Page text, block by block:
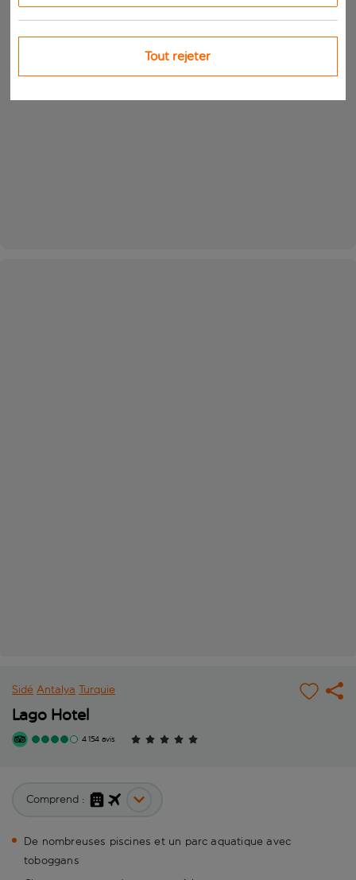
Sidé Antalya Turquie
Lago Hotel
4 154 avis
Comprend :
De nombreuses piscines et un parc aquatique avec
toboggans
Tout rejeter